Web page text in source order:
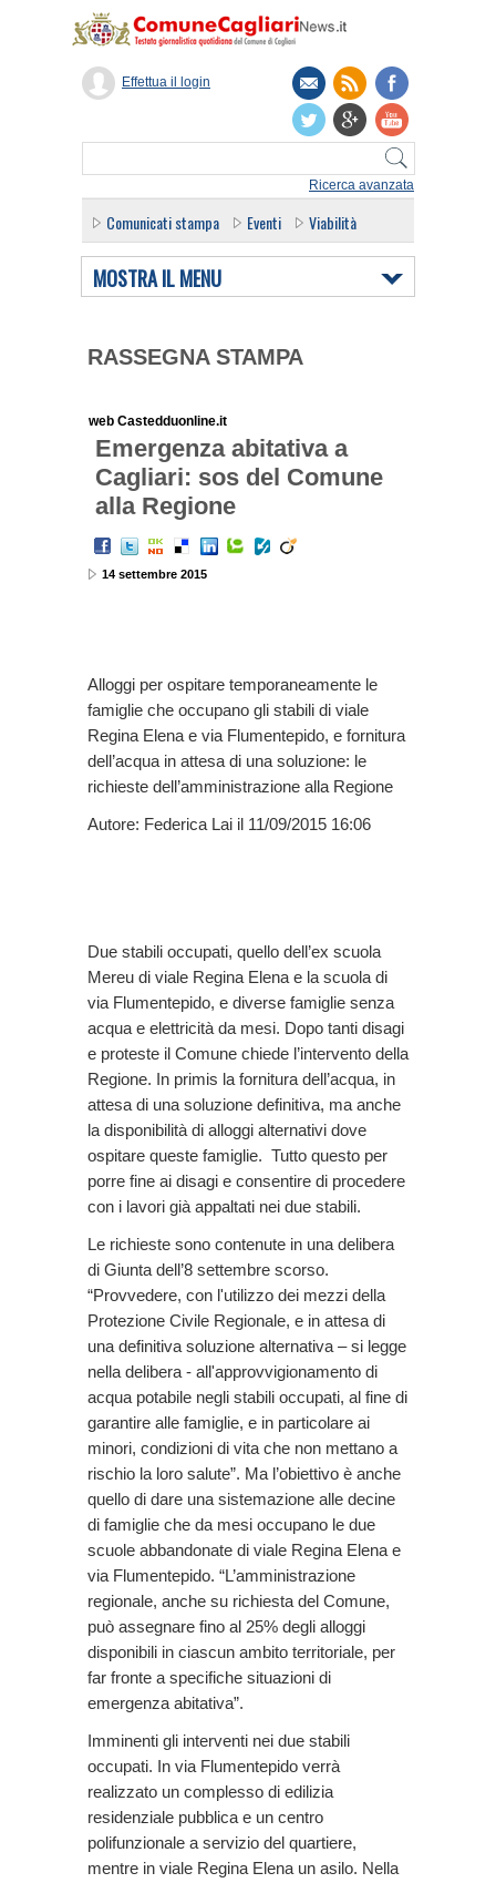
Ricerca avanzata
Effettua il login
Comunicati stampa Eventi Viabilità
MOSTRA IL MENU
RASSEGNA STAMPA
web Castedduonline.it
Emergenza abitativa a
Cagliari: sos del Comune
alla Regione
14 settembre 2015
Alloggi per ospitare temporaneamente le
famiglie che occupano gli stabili di viale
Regina Elena e via Flumentepido, e fornitura
dell’acqua in attesa di una soluzione: le
richieste dell’amministrazione alla Regione
Autore: Federica Lai il 11/09/2015 16:06
Due stabili occupati, quello dell’ex scuola
Mereu di viale Regina Elena e la scuola di
via Flumentepido, e diverse famiglie senza
acqua e elettricità da mesi. Dopo tanti disagi
e proteste il Comune chiede l’intervento della
Regione. In primis la fornitura dell’acqua, in
attesa di una soluzione definitiva, ma anche
la disponibilità di alloggi alternativi dove
ospitare queste famiglie. Tutto questo per
porre fine ai disagi e consentire di procedere
con i lavori già appaltati nei due stabili.
Le richieste sono contenute in una delibera
di Giunta dell’8 settembre scorso.
“Provvedere, con l'utilizzo dei mezzi della
Protezione Civile Regionale, e in attesa di
una definitiva soluzione alternativa – si legge
nella delibera - all'approvvigionamento di
acqua potabile negli stabili occupati, al fine di
garantire alle famiglie, e in particolare ai
minori, condizioni di vita che non mettano a
rischio la loro salute”. Ma l’obiettivo è anche
quello di dare una sistemazione alle decine
di famiglie che da mesi occupano le due
scuole abbandonate di viale Regina Elena e
via Flumentepido. “L’amministrazione
regionale, anche su richiesta del Comune,
può assegnare fino al 25% degli alloggi
disponibili in ciascun ambito territoriale, per
far fronte a specifiche situazioni di
emergenza abitativa”.
Imminenti gli interventi nei due stabili
occupati. In via Flumentepido verrà
realizzato un complesso di edilizia
residenziale pubblica e un centro
polifunzionale a servizio del quartiere,
mentre in viale Regina Elena un asilo. Nella